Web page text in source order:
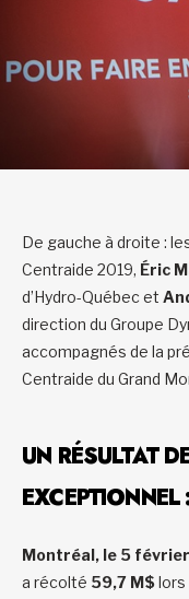
De gauche à droite :
Centraide 2019, Éric
d’Hydro-Québec et
direction du Groupe
accompagnés de la
Centraide du Grand
UN RÉSULTAT
Montréal, le 5
a récolté 59,7 M$lors